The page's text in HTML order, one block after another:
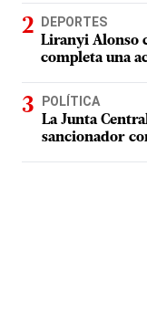
DEPORTES
Liranyi Alonso
completa una
POLÍTICA
La Junta
sancionador